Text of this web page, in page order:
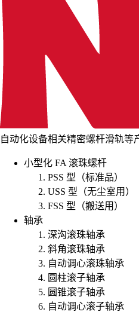
自动化设备相关精密螺杆滑轨等
小型化 FA 滚珠螺杆
PSS 型（标准品）
USS 型（无尘室用）
FSS 型（搬送用）
轴承
深沟滚珠轴承
斜角滚珠轴承
自动调心滚珠轴承
圆柱滚子轴承
圆锥滚子轴承
自动调心滚子轴承